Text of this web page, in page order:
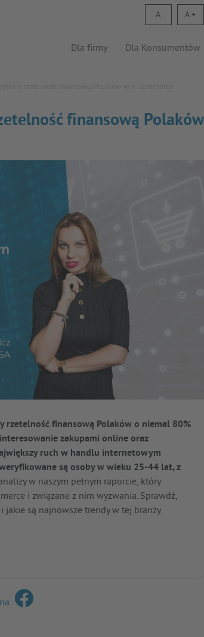
A A
Dla firmy Dla Konsumentów
finansową Polaków
rzetelność finansową Polaków o niemal 80%
zakupami online oraz
ruch w handlu internetowym
są osoby w wieku 25-44 lat, z
w naszym pełnym raporcie, który
i związane z nim wyzwania. Sprawdź,
są najnowsze trendy w tej branży.